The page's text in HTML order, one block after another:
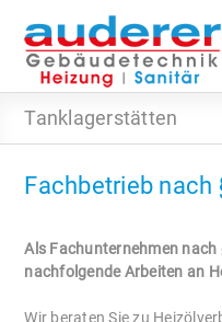
Tanklagerstätten
Fachbetrieb nach
Als Fachunternehmen
nachfolgende Arbeiten an
Wir beraten Sie zu